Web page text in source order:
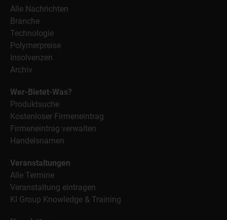
Alle Nachrichten
Branche
Technologie
Polymerpreise
Insolvenzen
Archiv
Wer-Bietet-Was?
Produktsuche
Kostenloser Firmeneintrag
Firmeneintrag verwalten
Handelsnamen
Veranstaltungen
Alle Termine
Veranstaltung eintragen
KI Group Knowledge & Training